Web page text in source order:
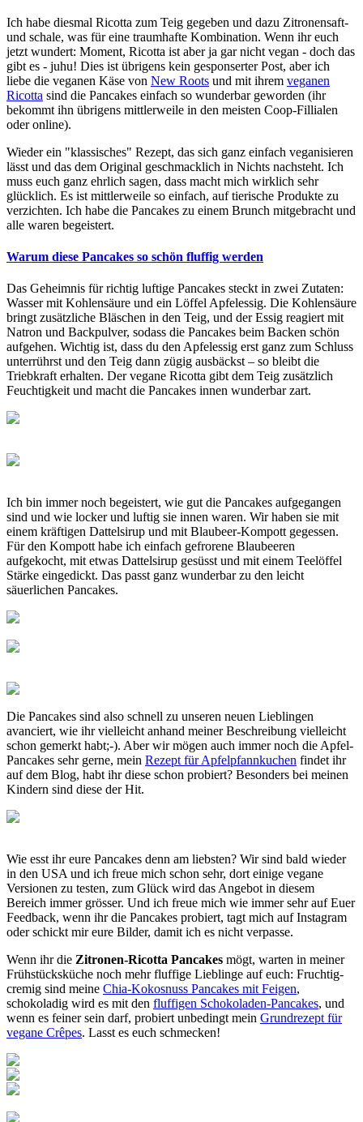
Ich habe diesmal Ricotta zum Teig gegeben und dazu Zitronensaft-
und schale, was für eine traumhafte Kombination. Wenn ihr euch
jetzt wundert: Moment, Ricotta ist aber ja gar nicht vegan - doch das
gibt es - juhu! Dies ist übrigens kein gesponserter Post, aber ich
liebe die veganen Käse von New Roots und mit ihrem veganen
Ricotta sind die Pancakes einfach so wunderbar geworden (ihr
bekommt ihn übrigens mittlerweile in den meisten Coop-Fillialen
oder online).
Wieder ein "klassisches" Rezept, das sich ganz einfach veganisieren
lässt und das dem Original geschmacklich in Nichts nachsteht. Ich
muss euch ganz ehrlich sagen, dass macht mich wirklich sehr
glücklich. Es ist mittlerweile so einfach, auf tierische Produkte zu
verzichten. Ich habe die Pancakes zu einem Brunch mitgebracht und
alle waren begeistert.
Warum diese Pancakes so schön fluffig werden
Das Geheimnis für richtig luftige Pancakes steckt in zwei Zutaten:
Wasser mit Kohlensäure und ein Löffel Apfelessig. Die Kohlensäure
bringt zusätzliche Bläschen in den Teig, und der Essig reagiert mit
Natron und Backpulver, sodass die Pancakes beim Backen schön
aufgehen. Wichtig ist, dass du den Apfelessig erst ganz zum Schluss
unterrührst und den Teig dann zügig ausbäckst – so bleibt die
Triebkraft erhalten. Der vegane Ricotta gibt dem Teig zusätzlich
Feuchtigkeit und macht die Pancakes innen wunderbar zart.
Ich bin immer noch begeistert, wie gut die Pancakes aufgegangen
sind und wie locker und luftig sie innen waren. Wir haben sie mit
einem kräftigen Dattelsirup und mit Blaubeer-Kompott gegessen.
Für den Kompott habe ich einfach gefrorene Blaubeeren
aufgekocht, mit etwas Dattelsirup gesüsst und mit einem Teelöffel
Stärke eingedickt. Das passt ganz wunderbar zu den leicht
säuerlichen Pancakes.
Die Pancakes sind also schnell zu unseren neuen Lieblingen
avanciert, wie ihr vielleicht anhand meiner Beschreibung vielleicht
schon gemerkt habt;-). Aber wir mögen auch immer noch die Apfel-
Pancakes sehr gerne, mein Rezept für Apfelpfannkuchen findet ihr
auf dem Blog, habt ihr diese schon probiert? Besonders bei meinen
Kindern sind diese der Hit.
Wie esst ihr eure Pancakes denn am liebsten? Wir sind bald wieder
in den USA und ich freue mich schon sehr, dort einige vegane
Versionen zu testen, zum Glück wird das Angebot in diesem
Bereich immer grösser. Und ich freue mich wie immer sehr auf Euer
Feedback, wenn ihr die Pancakes probiert, tagt mich auf Instagram
oder schickt mir eure Bilder, damit ich es nicht verpasse.
Wenn ihr die Zitronen-Ricotta Pancakes mögt, warten in meiner
Frühstücksküche noch mehr fluffige Lieblinge auf euch: Fruchtig-
cremig sind meine Chia-Kokosnuss Pancakes mit Feigen,
schokoladig wird es mit den fluffigen Schokoladen-Pancakes, und
wenn es feiner sein darf, probiert unbedingt mein Grundrezept für
vegane Crêpes. Lasst es euch schmecken!